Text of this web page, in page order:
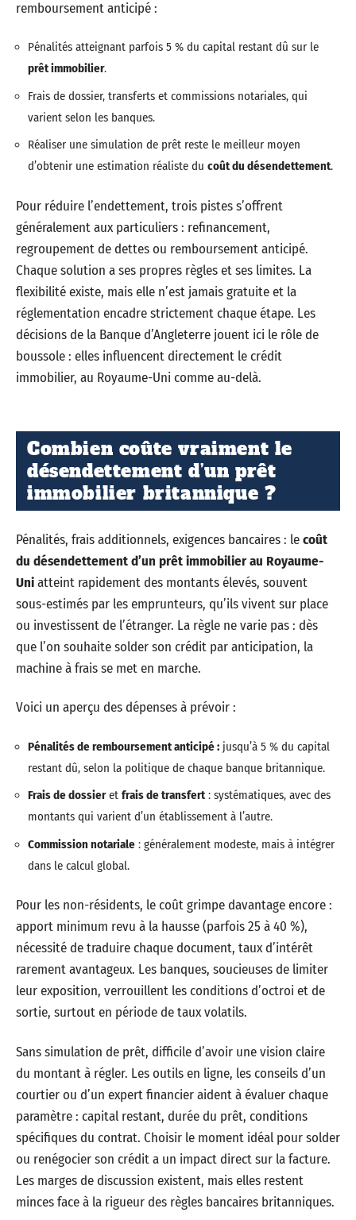
remboursement anticipé :
Pénalités atteignant parfois 5 % du capital restant dû sur le
prêt immobilier.
Frais de dossier, transferts et commissions notariales, qui
varient selon les banques.
Réaliser une simulation de prêt reste le meilleur moyen
d’obtenir une estimation réaliste du coût du désendettement.
Pour réduire l’endettement, trois pistes s’offrent
généralement aux particuliers : refinancement,
regroupement de dettes ou remboursement anticipé.
Chaque solution a ses propres règles et ses limites. La
flexibilité existe, mais elle n’est jamais gratuite et la
réglementation encadre strictement chaque étape. Les
décisions de la Banque d’Angleterre jouent ici le rôle de
boussole : elles influencent directement le crédit
immobilier, au Royaume-Uni comme au-delà.
Combien coûte vraiment le
désendettement d’un prêt
immobilier britannique ?
Pénalités, frais additionnels, exigences bancaires : lecoût
du désendettement d’un prêt immobilier au Royaume-
Uniatteint rapidement des montants élevés, souvent
sous-estimés par les emprunteurs, qu’ils vivent sur place
ou investissent de l’étranger. La règle ne varie pas : dès
que l’on souhaite solder son crédit par anticipation, la
machine à frais se met en marche.
Voici un aperçu des dépenses à prévoir :
Pénalités de remboursement anticipé : jusqu’à 5 % du capital
restant dû, selon la politique de chaque banque britannique.
Frais de dossieret frais de transfert: systématiques, avec des
montants qui varient d’un établissement à l’autre.
Commission notariale : généralement modeste, mais à intégrer
dans le calcul global.
Pour les non-résidents, le coût grimpe davantage encore :
apport minimum revu à la hausse (parfois 25 à 40 %),
nécessité de traduire chaque document, taux d’intérêt
rarement avantageux. Les banques, soucieuses de limiter
leur exposition, verrouillent les conditions d’octroi et de
sortie, surtout en période de taux volatils.
Sans simulation de prêt, difficile d’avoir une vision claire
du montant à régler. Les outils en ligne, les conseils d’un
courtier ou d’un expert financier aident à évaluer chaque
paramètre : capital restant, durée du prêt, conditions
spécifiques du contrat. Choisir le moment idéal pour solder
ou renégocier son crédit a un impact direct sur la facture.
Les marges de discussion existent, mais elles restent
minces face à la rigueur des règles bancaires britanniques.